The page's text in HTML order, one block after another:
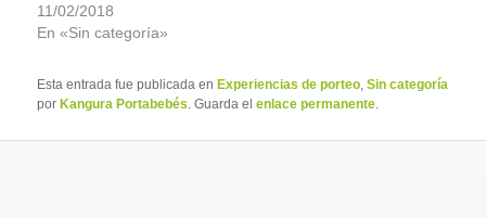
11/02/2018
En «Sin categoría»
Esta entrada fue publicada enExperiencias de porteo ,Sin categoría
porKangura Portabebés . Guarda elenlace permanente